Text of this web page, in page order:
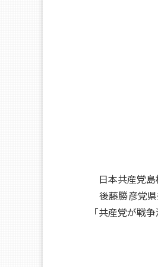
日本共産党島
後藤勝彦党
「共産党が戦